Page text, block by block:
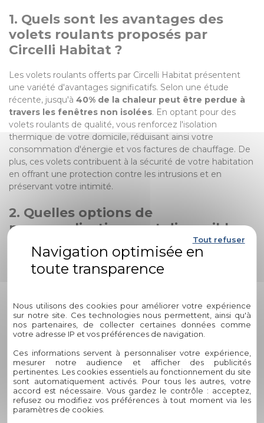
1. Quels sont les avantages des
volets roulants proposés par
Circelli Habitat ?
Les volets roulants offerts par Circelli Habitat présentent
une variété d'avantages significatifs. Selon une étude
récente, jusqu'à 40% de la chaleur peut être perdue à
travers les fenêtres non isolées. En optant pour des
volets roulants de qualité, vous renforcez l'isolation
thermique de votre domicile, réduisant ainsi votre
consommation d'énergie et vos factures de chauffage. De
plus, ces volets contribuent à la sécurité de votre habitation
en offrant une protection contre les intrusions et en
préservant votre intimité.
2. Quelles options de
personnalisation sont disponibles
pour les volets roulants chez
Circelli Habitat ?
préférences esthétiques de chaque client. Vous pouvez
choisir parmi une variété de coloris, de finitions et de
matériaux tels que l'aluminium, le PVC ou le bois,
roulants à l'architecture existante de votre maison.
3. Pourquoi devrais-je choisir
Circelli Habitat pour l'installation
de mes volets roulants ?
Nous utilisons des cookies pour améliorer votre expérience
sur notre site. Ces technologies nous permettent, ainsi qu'à
nos partenaires, de collecter certaines données comme
votre adresse IP et vos préférences de navigation.
Ces informations servent à personnaliser votre expérience,
mesurer notre audience et afficher des publicités
pertinentes. Les cookies essentiels au fonctionnement du site
sont automatiquement activés. Pour tous les autres, votre
accord est nécessaire. Vous gardez le contrôle : acceptez,
refusez ou modifiez vos préférences à tout moment via les
paramètres de cookies.
Tout refuser